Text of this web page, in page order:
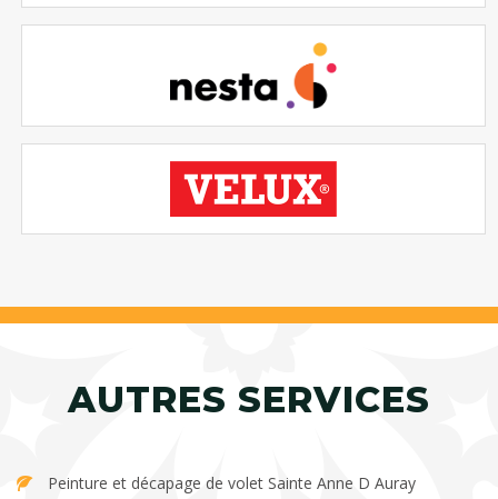
AUTRES SERVICES
Peinture et décapage de volet Sainte Anne D Auray